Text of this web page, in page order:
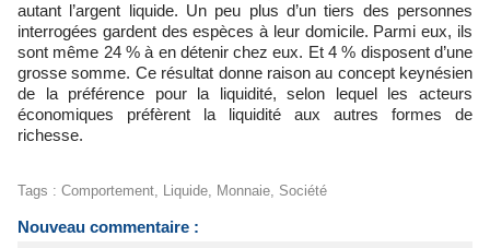
autant l’argent liquide. Un peu plus d’un tiers des personnes
interrogées gardent des espèces à leur domicile. Parmi eux, ils
sont même 24 % à en détenir chez eux. Et 4 % disposent d’une
grosse somme. Ce résultat donne raison au concept keynésien
de la préférence pour la liquidité, selon lequel les acteurs
économiques préfèrent la liquidité aux autres formes de
richesse.
Tags : Comportement, Liquide, Monnaie, Société
Nouveau commentaire :